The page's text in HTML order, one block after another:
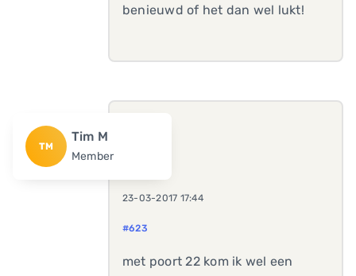
benieuwd of het dan wel lukt!
TM
Tim M
Member
23-03-2017 17:44
#623
met poort 22 kom ik wel een